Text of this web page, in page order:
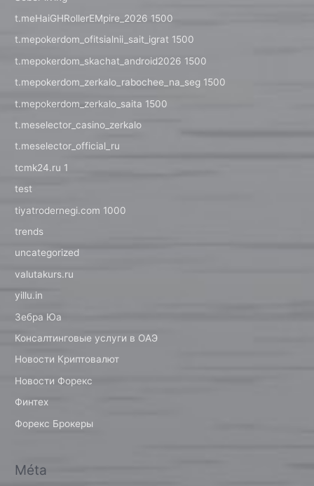
t.meHaiGHRollerEMpire_2026 1500
t.mepokerdom_ofitsialnii_sait_igrat 1500
t.mepokerdom_skachat_android2026 1500
t.mepokerdom_zerkalo_rabochee_na_seg 1500
t.mepokerdom_zerkalo_saita 1500
t.meselector_casino_zerkalo
t.meselector_official_ru
tcmk24.ru 1
test
tiyatrodernegi.com 1000
trends
uncategorized
valutakurs.ru
yillu.in
Зебра Юа
Консалтинговые услуги в ОАЭ
Новости Криптовалют
Новости Форекс
Финтех
Форекс Брокеры
Méta